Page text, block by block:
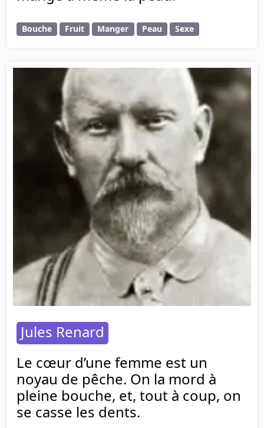
Bouche Fruit Manger Peau Sexe
Jules Renard
Le cœur d’une femme est un
noyau de pêche. On la mord à
pleine bouche, et, tout à coup, on
se casse les dents.